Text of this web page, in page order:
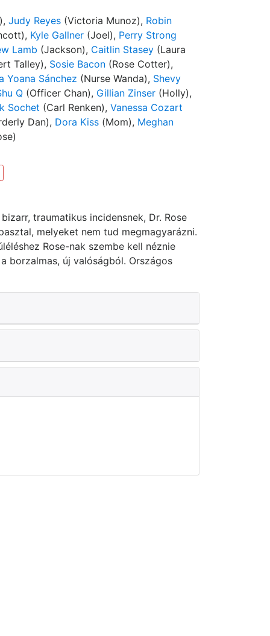
Judy Reyes (Victoria Munoz), Robin
Kyle Gallner (Joel), Perry Strong
Lamb (Jackson), Caitlin Stasey (Laura
Talley), Sosie Bacon (Rose Cotter),
Yoana Sánchez (Nurse Wanda), Shevy
Q (Officer Chan), Gillian Zinser (Holly),
Sochet (Carl Renken), Vanessa Cozart
Dan), Dora Kiss (Mom), Meghan
traumatikus incidensnek, Dr. Rose
melyeket nem tud megmagyarázni.
Rose-nak szembe kell néznie
borzalmas, új valóságból. Országos